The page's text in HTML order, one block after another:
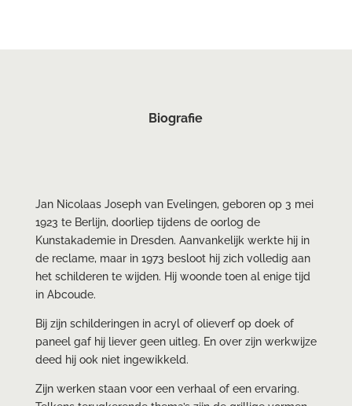
Biografie
Jan Nicolaas Joseph van Evelingen, geboren op 3 mei
1923 te Berlijn, doorliep tijdens de oorlog de
Kunstakademie in Dresden. Aanvankelijk werkte hij in
de reclame, maar in 1973 besloot hij zich volledig aan
het schilderen te wijden. Hij woonde toen al enige tijd
in Abcoude.
Bij zijn schilderingen in acryl of olieverf op doek of
paneel gaf hij liever geen uitleg. En over zijn werkwijze
deed hij ook niet ingewikkeld.
Zijn werken staan voor een verhaal of een ervaring.